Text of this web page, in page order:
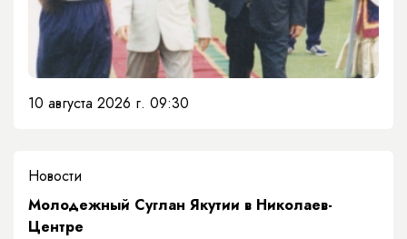
10 августа 2026 г. 09:30
Новости
Молодежный Суглан Якутии в Николаев-
Центре